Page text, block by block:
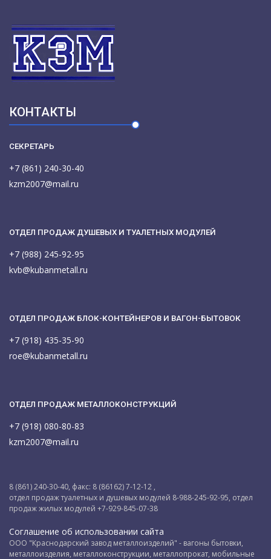
КОНТАКТЫ
СЕКРЕТАРЬ
+7 (861) 240-30-40
kzm2007@mail.ru
ОТДЕЛ ПРОДАЖ ДУШЕВЫХ И ТУАЛЕТНЫХ МОДУЛЕЙ
+7 (988) 245-92-95
kvb@kubanmetall.ru
ОТДЕЛ ПРОДАЖ БЛОК-КОНТЕЙНЕРОВ И ВАГОН-БЫТОВОК
+7 (918) 435-35-90
roe@kubanmetall.ru
ОТДЕЛ ПРОДАЖ МЕТАЛЛОКОНСТРУКЦИЙ
+7 (918) 080-80-83
kzm2007@mail.ru
8 (861) 240-30-40, факс: 8 (86162) 7-12-12 ,
отдел продаж туалетных и душевых модулей 8-988-245-92-95, отдел
продаж жилых модулей +7-929-845-07-38
Соглашение об использовании сайта
ООО "Краснодарский завод металлоизделий" - вагоны бытовки,
металлоизделия, металлоконструкции, металлопрокат, мобильные